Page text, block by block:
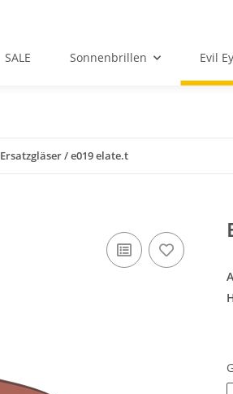
SALE Sonnenbrillen Evil
Ersatzgläser / e019 elate.t